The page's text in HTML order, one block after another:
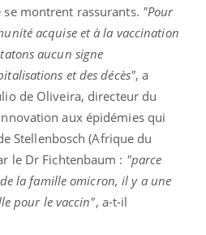
montrent rassurants. "Pour
acquise et à la vaccination
aucun signe
et des décès", a
de Oliveira, directeur du
aux épidémies qui
Stellenbosch (Afrique du
le Dr Fichtenbaum : "parce
la famille omicron, il y a une
pour le vaccin", a-t-il